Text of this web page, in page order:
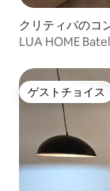
クリティバのコ
LUA HOME
ゲストチョイス
ゲストチョイス